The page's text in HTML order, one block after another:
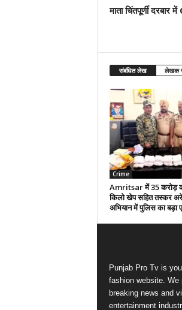
माता चिंतपूर्णी दरबार
संबंधित लेख लेखक
Crime
Amritsar में 35 करोड़
किलो खेप सहित तस्कर
अभियान में पुलिस का बड़ा
Punjab Pro Tv is
fashion website.
breaking news and
entertainment